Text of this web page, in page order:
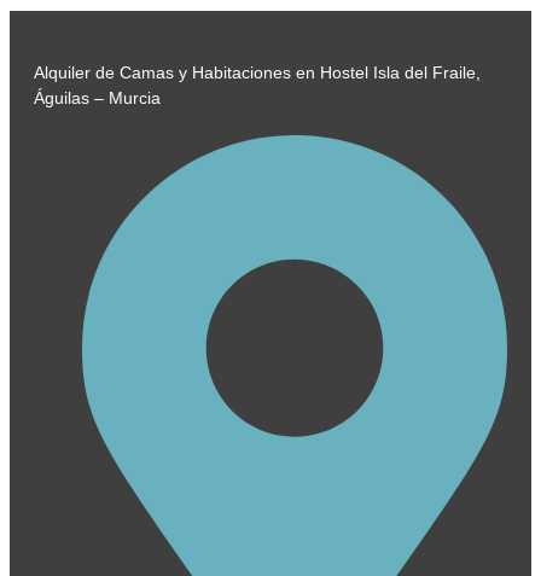
Alquiler de Camas y Habitaciones en Hostel Isla del Fraile,
Águilas – Murcia